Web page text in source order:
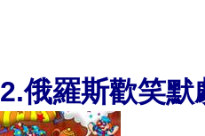
2.俄羅斯歡笑默